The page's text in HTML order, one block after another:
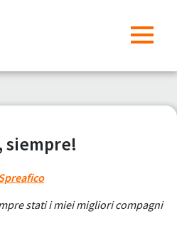
siempre!
stati i miei migliori compagni